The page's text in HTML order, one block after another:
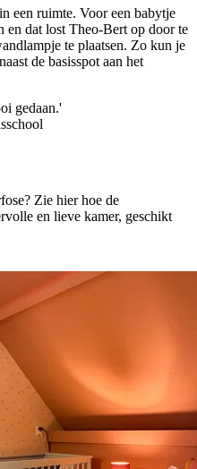
een ruimte. Voor een babytje
dat lost Theo-Bert op door te
te plaatsen. Zo kun je
de basisspot aan het
gedaan.'
Zie hier hoe de
en lieve kamer, geschikt